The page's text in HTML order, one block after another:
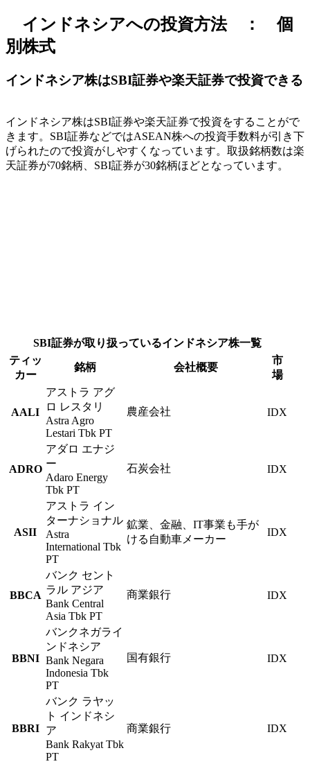
インドネシアへの投資方法 ： 個
別株式
インドネシア株はSBI証券や楽天証券で投資できる
インドネシア株はSBI証券や楽天証券で投資をすることがで
きます。SBI証券などではASEAN株への投資手数料が引き下
げられたので投資がしやすくなっています。取扱銘柄数は楽
天証券が70銘柄、SBI証券が30銘柄ほどとなっています。
SBI証券が取り扱っているインドネシア株一覧
ティッ
カー
銘柄 会社概要
市
場
AALI
アストラ アグ
ロ レスタリ
Astra Agro
Lestari Tbk PT
農産会社 IDX
ADRO
アダロ エナジ
ー
Adaro Energy
Tbk PT
石炭会社 IDX
ASII
アストラ イン
ターナショナル
Astra
International Tbk
PT
鉱業、金融、IT事業も手が
ける自動車メーカー
IDX
BBCA
バンク セント
ラル アジア
Bank Central
Asia Tbk PT
商業銀行 IDX
BBNI
バンクネガライ
ンドネシア
Bank Negara
Indonesia Tbk
PT
国有銀行 IDX
BBRI
バンク ラヤッ
ト インドネシ
ア
Bank Rakyat Tbk
PT
商業銀行 IDX